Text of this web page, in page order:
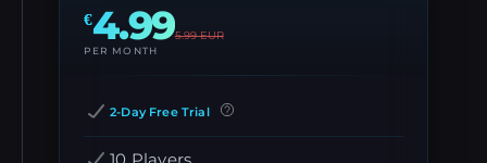
€4.995.99EUR
PER MONTH
2-Day Free Trial